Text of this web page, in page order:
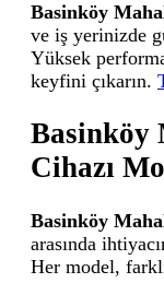
Basinköy
ve iş yerinizde
Yüksek
keyfini çıkarın.
Basinköy
Cihazı
Basinköy
arasında
Her model,